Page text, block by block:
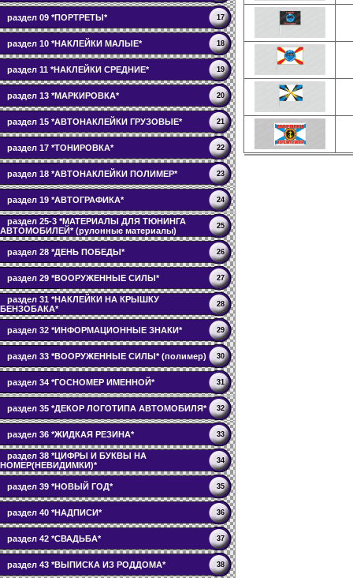
раздел 09 *ПОРТРЕТЫ* 17
раздел 10 *НАКЛЕЙКИ МАЛЫЕ* 18
раздел 11 *НАКЛЕЙКИ СРЕДНИЕ* 19
раздел 13 *МАРКИРОВКА* 20
раздел 15 *АВТОНАКЛЕЙКИ ГРУЗОВЫЕ* 21
раздел 17 *ТОНИРОВКА* 22
раздел 18 *АВТОНАКЛЕЙКИ ПОЛИМЕР* 23
раздел 19 *АВТОГРАФИКА* 24
раздел 25-3 *МАТЕРИАЛЫ ДЛЯ ТЮНИНГА
АВТОМОБИЛЕЙ* (рулонные материалы)
25
раздел 28 *ДЕНЬ ПОБЕДЫ* 26
раздел 29 *ВООРУЖЕННЫЕ СИЛЫ* 27
раздел 31 *НАКЛЕЙКИ НА КРЫШКУ
БЕНЗОБАКА*
28
раздел 32 *ИНФОРМАЦИОННЫЕ ЗНАКИ* 29
раздел 33 *ВООРУЖЕННЫЕ СИЛЫ* (полимер) 30
раздел 34 *ГОСНОМЕР ИМЕННОЙ* 31
раздел 35 *ДЕКОР ЛОГОТИПА АВТОМОБИЛЯ* 32
раздел 36 *ЖИДКАЯ РЕЗИНА* 33
раздел 38 *ЦИФРЫ И БУКВЫ НА
НОМЕР(НЕВИДИМКИ)*
34
раздел 39 *НОВЫЙ ГОД* 35
раздел 40 *НАДПИСИ* 36
раздел 42 *СВАДЬБА* 37
раздел 43 *ВЫПИСКА ИЗ РОДДОМА* 38